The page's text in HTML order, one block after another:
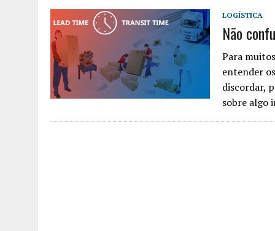
LOGÍSTICA
Não
Para
entender
discordar,
sobre algo